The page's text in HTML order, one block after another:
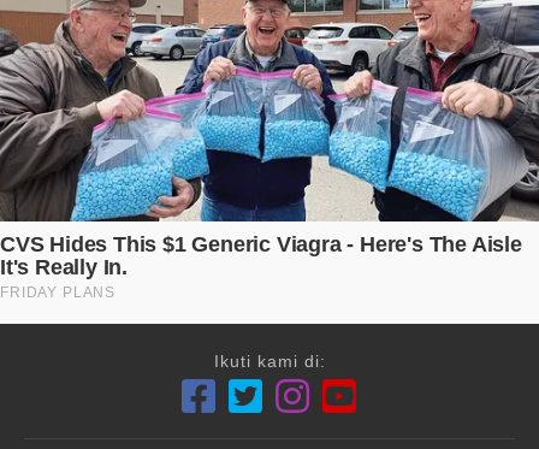
Ikuti kami di: